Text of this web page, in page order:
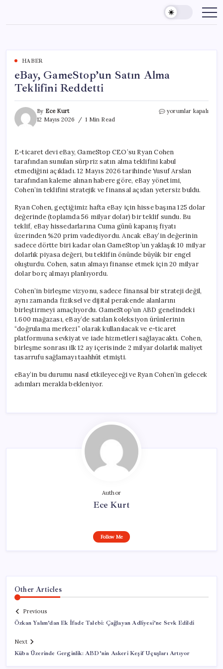
content
HABER
eBay, GameStop’un Satın Alma
Teklifini Reddetti
By Ece Kurt
12 Mayıs 2026
1 Min Read
eBay,
Reddetti
için
yorumlar kapalı
E-ticaret devi eBay, GameStop CEO’su Ryan Cohen
tarafından sunulan sürpriz satın alma teklifini kabul
etmediğini açıkladı. 12 Mayıs 2026 tarihinde Yusuf Arslan
tarafından kaleme alınan habere göre, eBay yönetimi,
Cohen’in teklifini stratejik ve finansal açıdan yetersiz buldu.
Ryan Cohen, geçtiğimiz hafta eBay için hisse başına 125 dolar
değerinde (toplamda 56 milyar dolar) bir teklif sundu. Bu
teklif, eBay hissedarlarına Cuma günü kapanış fiyatı
üzerinden %20 prim vadediyordu. Ancak eBay’in değerinin
sadece dörtte biri kadar olan GameStop’un yaklaşık 10 milyar
dolarlık piyasa değeri, bu teklifin önünde büyük bir engel
oluşturdu. Cohen, satın almayı finanse etmek için 20 milyar
dolar borç almayı planlıyordu.
Cohen’in birleşme vizyonu, sadece finansal bir strateji değil,
aynı zamanda fiziksel ve dijital perakende alanlarını
birleştirmeyi amaçlıyordu. GameStop’un ABD genelindeki
1.600 mağazası, eBay’de satılan koleksiyon ürünlerinin
“doğrulama merkezi” olarak kullanılacak ve e-ticaret
platformuna sevkiyat ve iade hizmetleri sağlayacaktı. Cohen,
birleşme sonrası ilk 12 ay içerisinde 2 milyar dolarlık maliyet
tasarrufu sağlamayı taahhüt etmişti.
eBay’in bu durumu nasıl etkileyeceği ve Ryan Cohen’in gelecek
adımları merakla bekleniyor.
Author
Ece Kurt
Follow Me
Other Articles
Previous
Özkan Yalım’dan Ek İfade Talebi: Çağlayan Adliyesi’ne Sevk Edildi
Next
Küba Üzerinde Gerginlik: ABD’nin Askeri Keşif Uçuşları Artıyor